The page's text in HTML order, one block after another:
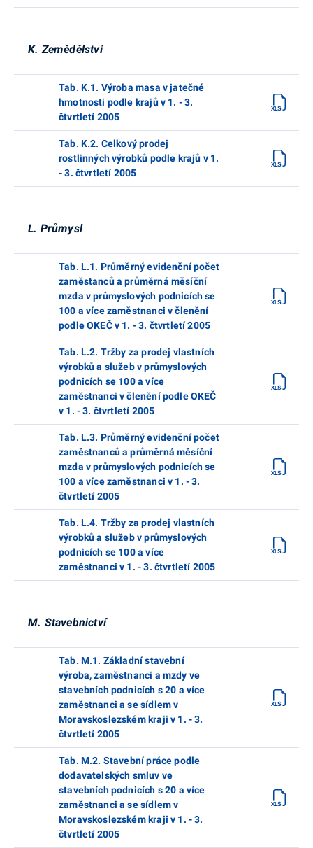
K. Zemědělství
Tab. K.1. Výroba masa v jatečné
hmotnosti podle krajů v 1. - 3.
čtvrtletí 2005
Tab. K.2. Celkový prodej
rostlinných výrobků podle krajů v 1.
- 3. čtvrtletí 2005
L. Průmysl
Tab. L.1. Průměrný evidenční počet
zaměstanců a průměrná měsíční
mzda v průmyslových podnicích se
100 a více zaměstnanci v členění
podle OKEČ v 1. - 3. čtvrtletí 2005
Tab. L.2. Tržby za prodej vlastních
výrobků a služeb v průmyslových
podnicích se 100 a více
zaměstnanci v členění podle OKEČ
v 1. - 3. čtvrtletí 2005
Tab. L.3. Průměrný evidenční počet
zaměstnanců a průměrná měsíční
mzda v průmyslových podnicích se
100 a více zaměstnanci v 1. - 3.
čtvrtletí 2005
Tab. L.4. Tržby za prodej vlastních
výrobků a služeb v průmyslových
podnicích se 100 a více
zaměstnanci v 1. - 3. čtvrtletí 2005
M. Stavebnictví
Tab. M.1. Základní stavební
výroba, zaměstnanci a mzdy ve
stavebních podnicích s 20 a více
zaměstnanci a se sídlem v
Moravskoslezském kraji v 1. - 3.
čtvrtletí 2005
Tab. M.2. Stavební práce podle
dodavatelských smluv ve
stavebních podnicích s 20 a více
zaměstnanci a se sídlem v
Moravskoslezském kraji v 1. - 3.
čtvrtletí 2005